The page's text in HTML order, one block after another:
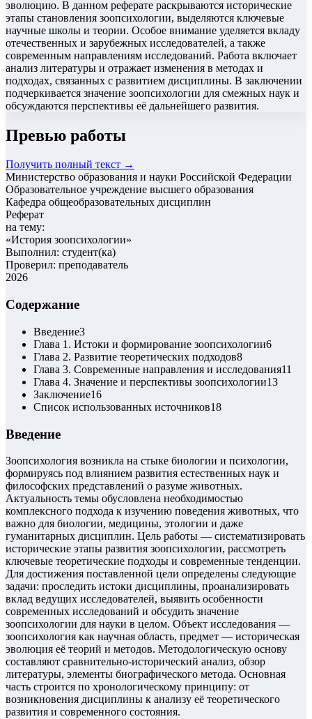
эволюцию. В данном реферате раскрываются исторические
этапы становления зоопсихологии, выделяются ключевые
научные школы и теории. Особое внимание уделяется вкладу
отечественных и зарубежных исследователей, а также
современным направлениям исследований. Работа включает
анализ литературы и отражает изменения в методах и
подходах, связанных с развитием дисциплины. В заключении
подчеркивается значение зоопсихологии для смежных наук и
обсуждаются перспективы её дальнейшего развития.
Превью работы
Получить полный текст →
Министерство образования и науки Российской Федерации
Образовательное учреждение высшего образования
Кафедра общеобразовательных дисциплин
Реферат
на тему:
«История зоопсихологии»
Выполнил: студент(ка)
Проверил: преподаватель
2026
Содержание
Введение3
Глава 1. Истоки и формирование зоопсихологии6
Глава 2. Развитие теоретических подходов8
Глава 3. Современные направления и исследования11
Глава 4. Значение и перспективы зоопсихологии13
Заключение16
Список использованных источников18
Введение
Зоопсихология возникла на стыке биологии и психологии,
формируясь под влиянием развития естественных наук и
философских представлений о разуме животных.
Актуальность темы обусловлена необходимостью
комплексного подхода к изучению поведения животных, что
важно для биологии, медицины, этологии и даже
гуманитарных дисциплин. Цель работы — систематизировать
исторические этапы развития зоопсихологии, рассмотреть
ключевые теоретические подходы и современные тенденции.
Для достижения поставленной цели определены следующие
задачи: проследить истоки дисциплины, проанализировать
вклад ведущих исследователей, выявить особенности
современных исследований и обсудить значение
зоопсихологии для науки в целом. Объект исследования —
зоопсихология как научная область, предмет — историческая
эволюция её теорий и методов. Методологическую основу
составляют сравнительно-исторический анализ, обзор
литературы, элементы биографического метода. Основная
часть строится по хронологическому принципу: от
возникновения дисциплины к анализу её теоретического
развития и современного состояния.